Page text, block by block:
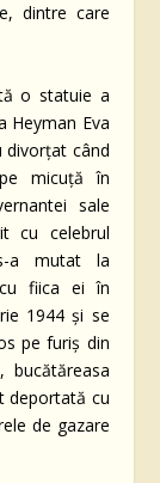
dintre care
o statuie a
Heyman Eva
divorţat când
micuţă în
sale
cu celebrul
a mutat la
fiica ei în
1944 şi se
pe furiş din
bucătăreasa
deportată cu
de gazare